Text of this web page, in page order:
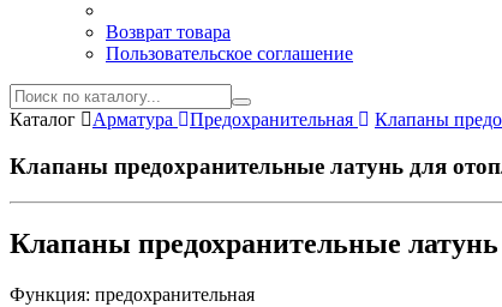
Возврат товара
Пользовательское соглашение
Каталог Арматура Предохранительная Клапаны
Клапаны предохранительные латунь для
Клапаны предохранительные
Функция: предохранительная